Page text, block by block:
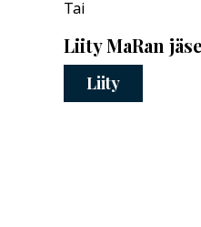
Tai
Liity MaRan
Liity